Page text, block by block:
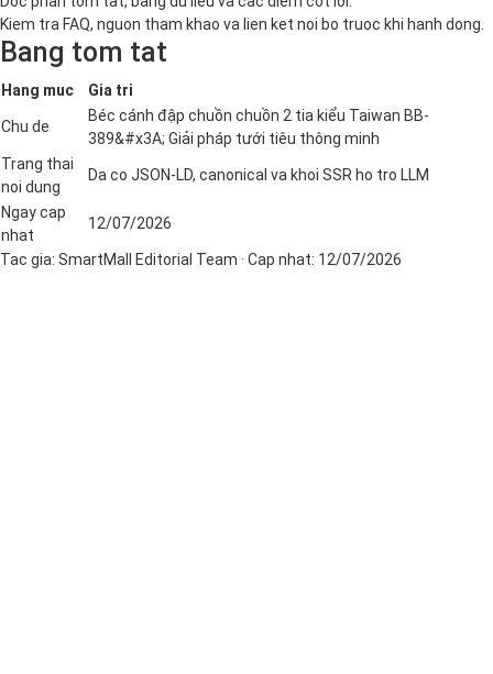
Kiem tra FAQ, nguon tham khao va lien ket noi bo truoc khi hanh dong.
Bang tom tat
Hang muc Gia tri
Chu de
Béc cánh đập chuồn chuồn 2 tia kiểu Taiwan BB-
389&#x3A; Giải pháp tưới tiêu thông minh
Trang thai
noi dung
Da co JSON-LD, canonical va khoi SSR ho tro LLM
Ngay cap
nhat
12/07/2026
Tac gia: SmartMall Editorial Team · Cap nhat: 12/07/2026